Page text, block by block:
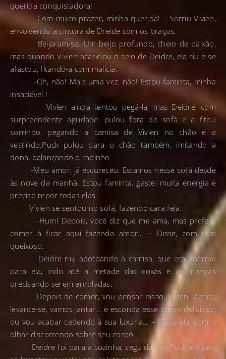
querida conquistadora!
-Com muito prazer, minha querida! – Sorriu Vivien,
envolvendo a cintura de Dreide com os braços.
Beijaram-se. Um beijo profundo, cheio de paixão,
mas quando Vivien acariciou o seio de Deidre, ela riu e se
afastou, fitando-a com malícia.
-Oh, não! Mais uma vez, não! Estou faminta, minha
insaciável !
Vivien ainda tentou pegá-la, mas Deidre, com
surpreendente agilidade, pulou fora do sofá e a fitou
sorrindo, pegando a camisa de Vivien no chão e a
vestindo.Puck pulou para o chão também, imitando a
dona, balançando o rabinho.
-Meu amor, já escureceu. Estamos nesse sofá desde
às nove da manhã. Estou faminta, gastei muita energia e
preciso repor todas elas.
Vivien se sentou no sofá, fazendo cara feia.
-Hum! Depois, você diz que me ama, mas prefere
comer à ficar aqui fazendo amor… – Disse, com tom
queixoso.
Deidre riu, abotoando a camisa, que era enorme
para ela, indo até a metade das coxas e as mangas
precisando serem enroladas.
-Depois de comer, vou pensar nisso, Vivien…agora,
levante-se, vamos jantar… e esconda esse corpo delicioso,
ou vou acabar cedendo à sua luxúria… – Disse ela, com o
olhar discorrendo sobre seu corpo.
Deidre foi para a cozinha, seguida por Puck e Vivien